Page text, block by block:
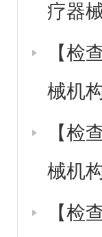
疗器
【检
械机
【检
械机
【检